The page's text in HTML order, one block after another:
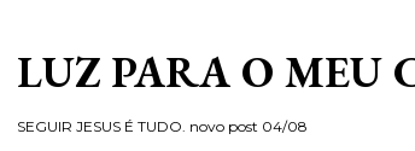
LUZ PARA O MEU
SEGUIR JESUS É TUDO. novo post 04/08